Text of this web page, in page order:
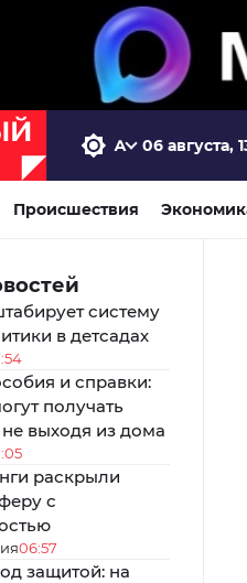
06 августа,
Происшествия
систему
в детсадах
и справки:
получать
выходя из дома
раскрыли
с
06:57
защитой: на